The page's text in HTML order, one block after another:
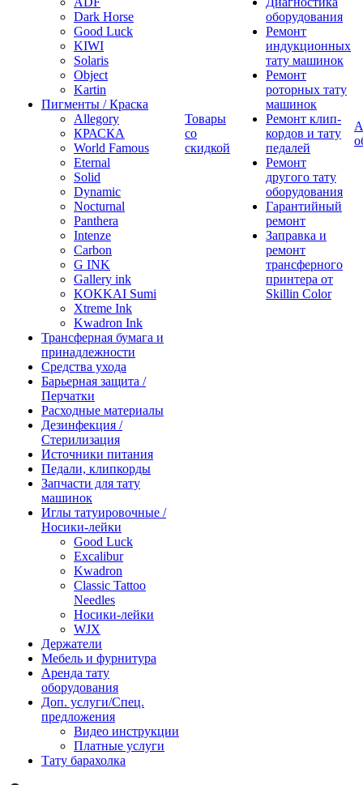
Dark Horse
Good Luck
KIWI
Solaris
Object
Kartin
Пигменты / Краска
Allegory
КРАСКА
World Famous
Eternal
Solid
Dynamic
Nocturnal
Panthera
Intenze
Carbon
G INK
Gallery ink
KOKKAI Sumi
Xtreme Ink
Kwadron Ink
Трансферная бумага и
принадлежности
Средства ухода
Барьерная защита /
Перчатки
Расходные материалы
Дезинфекция /
Стерилизация
Источники питания
Педали, клипкорды
Запчасти для тату
машинок
Иглы татуировочные /
Носики-лейки
Good Luck
Excalibur
Kwadron
Classic Tattoo
Needles
Носики-лейки
WJX
Держатели
Мебель и фурнитура
Аренда тату
оборудования
Доп. услуги/Спец.
предложения
Видео инструкции
Платные услуги
Тату барахолка
Товары
со
скидкой
оборудования
Ремонт
индукционных
тату машинок
Ремонт
роторных тату
машинок
Ремонт клип-
кордов и тату
педалей
Ремонт
другого тату
оборудования
Гарантийный
ремонт
Заправка и
ремонт
трансферного
принтера от
Skillin Color